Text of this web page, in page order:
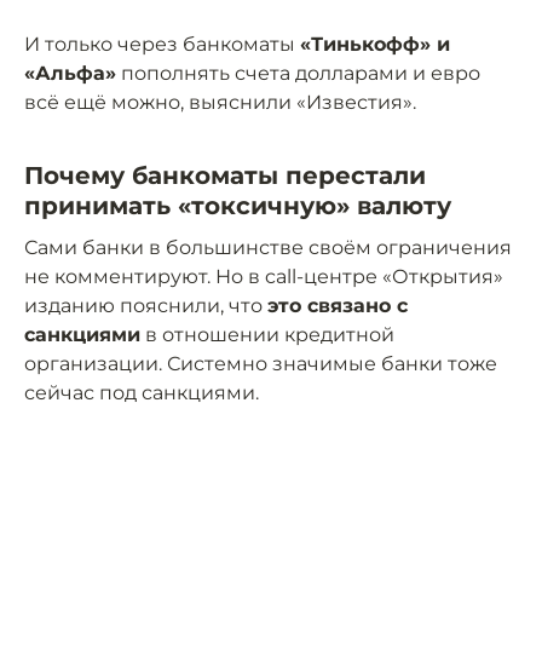
И только через банкоматы «Тинькофф» и
«Альфа» пополнять счета долларами и евро
всё ещё можно, выяснили «Известия».
Почему банкоматы перестали
принимать «токсичную» валюту
Сами банки в большинстве своём ограничения
не комментируют. Но в call-центре «Открытия»
изданию пояснили, что это связано с
санкциями в отношении кредитной
организации. Системно значимые банки тоже
сейчас под санкциями.